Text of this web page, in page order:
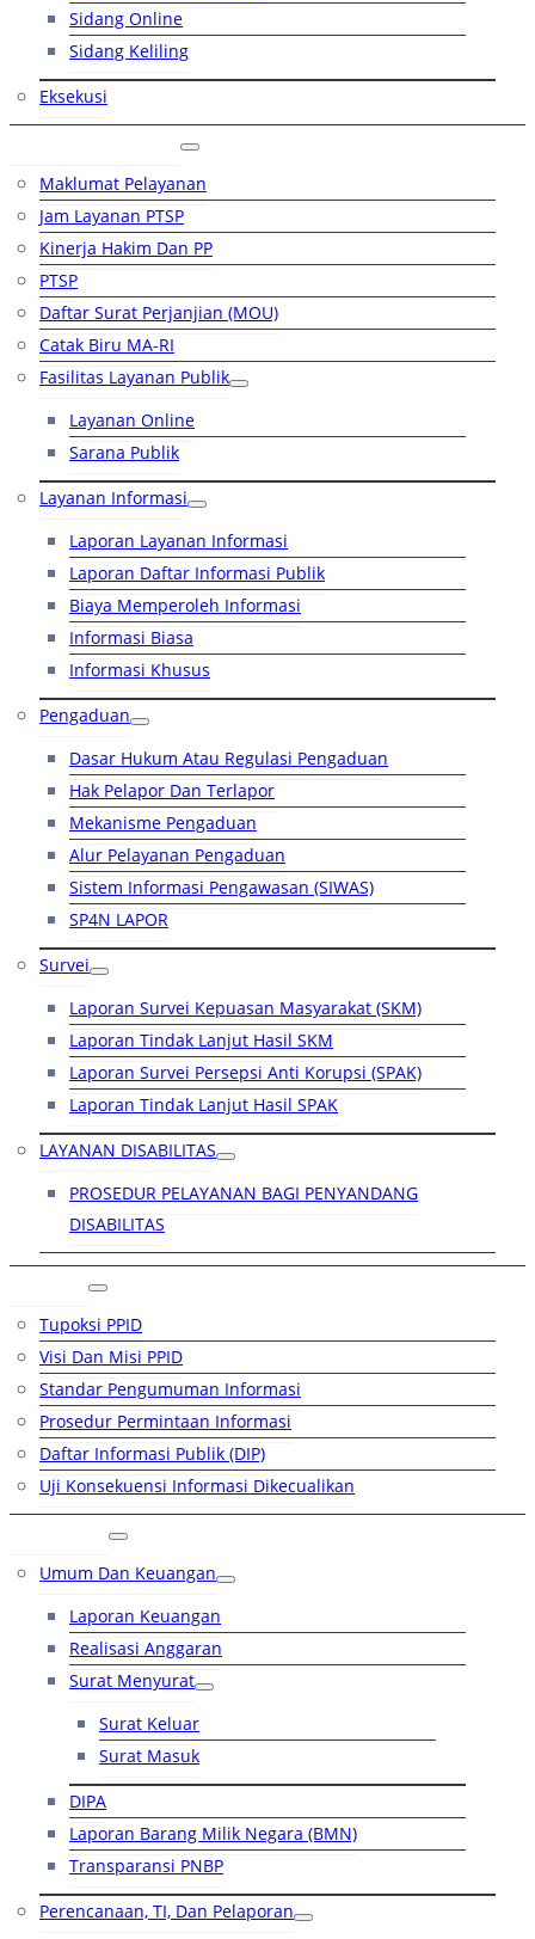
Sidang Online
Sidang Keliling
Eksekusi
Maklumat Pelayanan
Jam Layanan PTSP
Kinerja Hakim Dan PP
PTSP
Daftar Surat Perjanjian (MOU)
Catak Biru MA-RI
Fasilitas Layanan Publik
Layanan Online
Sarana Publik
Layanan Informasi
Laporan Layanan Informasi
Laporan Daftar Informasi Publik
Biaya Memperoleh Informasi
Informasi Biasa
Informasi Khusus
Pengaduan
Dasar Hukum Atau Regulasi Pengaduan
Hak Pelapor Dan Terlapor
Mekanisme Pengaduan
Alur Pelayanan Pengaduan
Sistem Informasi Pengawasan (SIWAS)
SP4N LAPOR
Survei
Laporan Survei Kepuasan Masyarakat (SKM)
Laporan Tindak Lanjut Hasil SKM
Laporan Survei Persepsi Anti Korupsi (SPAK)
Laporan Tindak Lanjut Hasil SPAK
LAYANAN DISABILITAS
PROSEDUR PELAYANAN BAGI PENYANDANG
DISABILITAS
Tupoksi PPID
Visi Dan Misi PPID
Standar Pengumuman Informasi
Prosedur Permintaan Informasi
Daftar Informasi Publik (DIP)
Uji Konsekuensi Informasi Dikecualikan
Umum Dan Keuangan
Laporan Keuangan
Realisasi Anggaran
Surat Menyurat
Surat Keluar
Surat Masuk
DIPA
Laporan Barang Milik Negara (BMN)
Transparansi PNBP
Perencanaan, TI, Dan Pelaporan